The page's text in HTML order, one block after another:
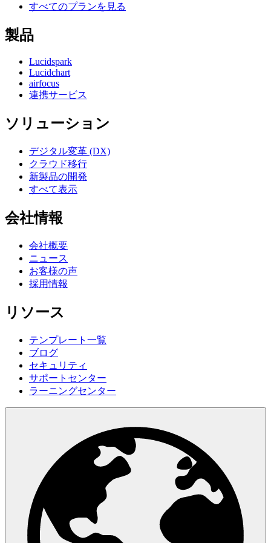
すべてのプランを見る
製品
Lucidspark
Lucidchart
airfocus
連携サービス
ソリューション
デジタル変革 (DX)
クラウド移行
新製品の開発
すべて表示
会社情報
会社概要
ニュース
お客様の声
採用情報
リソース
テンプレート一覧
ブログ
セキュリティ
サポートセンター
ラーニングセンター